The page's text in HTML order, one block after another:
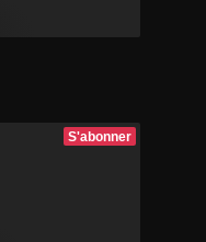
S'abonner